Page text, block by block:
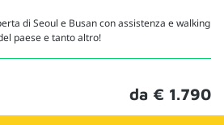
di Seoul e Busan con assistenza e walking
paese e tanto altro!
da € 1.790